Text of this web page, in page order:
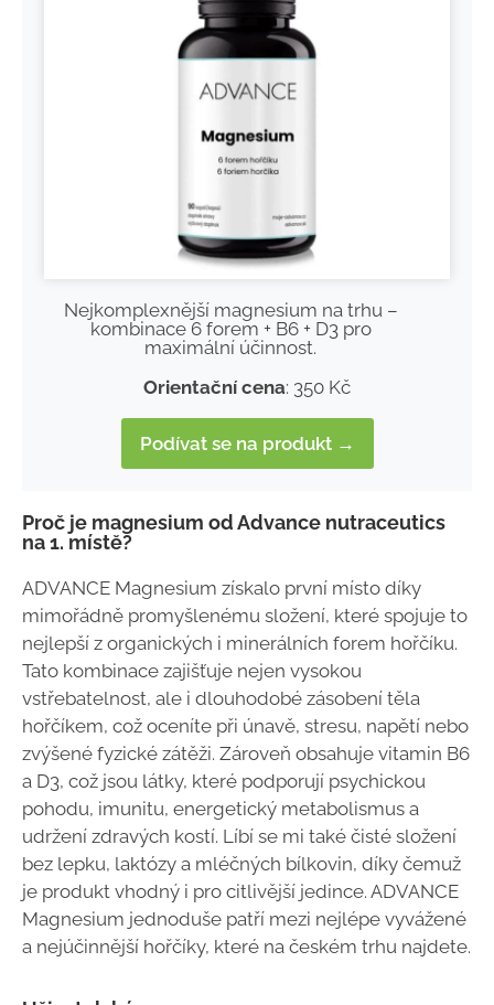
Nejkomplexnější magnesium na trhu –
kombinace 6 forem + B6 + D3 pro
maximální účinnost.
Orientační cena: 350 Kč
Podívat se na produkt →
Proč je magnesium od Advance nutraceutics
na 1. místě?
ADVANCE Magnesium získalo první místo díky
mimořádně promyšlenému složení, které spojuje to
nejlepší z organických i minerálních forem hořčíku.
Tato kombinace zajišťuje nejen vysokou
vstřebatelnost, ale i dlouhodobé zásobení těla
hořčíkem, což oceníte při únavě, stresu, napětí nebo
zvýšené fyzické zátěži. Zároveň obsahuje vitamin B6
a D3, což jsou látky, které podporují psychickou
pohodu, imunitu, energetický metabolismus a
udržení zdravých kostí. Líbí se mi také čisté složení
bez lepku, laktózy a mléčných bílkovin, díky čemuž
je produkt vhodný i pro citlivější jedince. ADVANCE
Magnesium jednoduše patří mezi nejlépe vyvážené
a nejúčinnější hořčíky, které na českém trhu najdete.